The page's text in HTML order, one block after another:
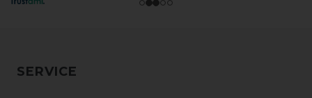
SERVICE